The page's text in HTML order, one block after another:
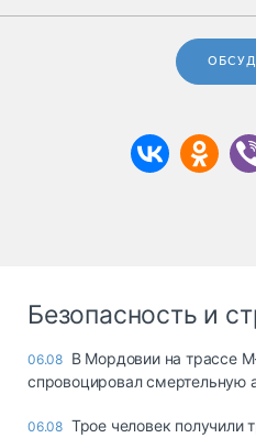
Безопасность и
06.08 В Мордовии на трассе
спровоцировал смертельную
06.08 Трое человек получили